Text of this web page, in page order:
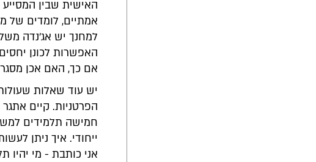
האישית שבין
אמתיים, לומדים של
למחנך יש אג'נדה
האפשרות לכונן
אם כך, האם אכן
יש עוד שאלות
הפרטניות. קיים
חמישה תלמידים
ייחודי. איך ניתן
אני כותבת - מי יהיו